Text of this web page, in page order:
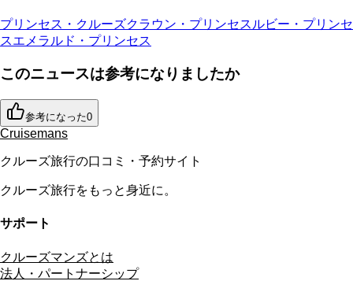
プリンセス・クルーズクラウン・プリンセス ルビー・プリンセ
スエメラルド・プリンセス
このニュースは参考になりましたか
参考になった0
Cruisemans
クルーズ旅行の口コミ・予約サイト
クルーズ旅行をもっと身近に。
サポート
クルーズマンズとは
法人・パートナーシップ